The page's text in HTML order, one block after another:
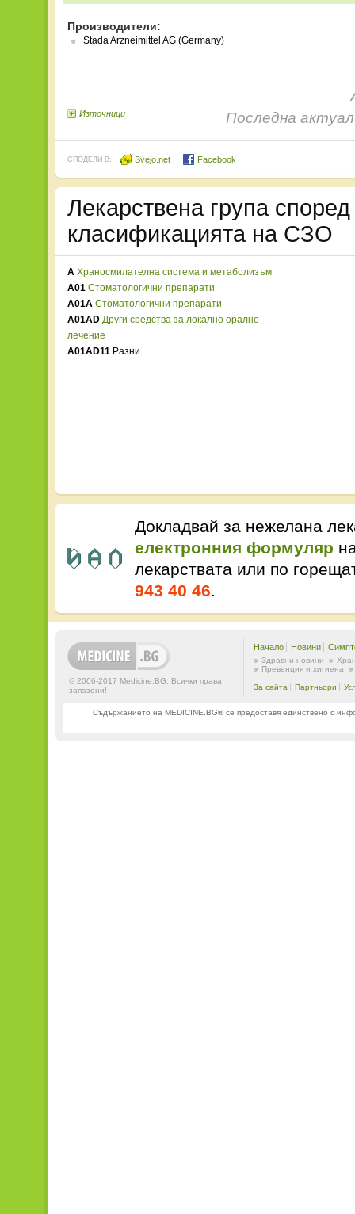
Производители:
Stada Arzneimittel AG (Germany)
Последна
Източници
СПОДЕЛИ В: Svejo.net Facebook
Лекарствена група
класификацията на СЗО
A Храносмилателна система и метаболизъм
A01 Стоматологични препарати
A01A Стоматологични препарати
A01AD Други средства за локално орално
лечение
A01AD11 Разни
Докладвай за нежелана
електронния формуляр
лекарствата или по
943 40 46.
© 2006-2017 Medicine.BG. Всички права
запазени!
Начало Новини
Здравни новини
Превенция и хигиена
За сайта Партньори
Съдържанието на MEDICINE.BG® се предоставя единствено с